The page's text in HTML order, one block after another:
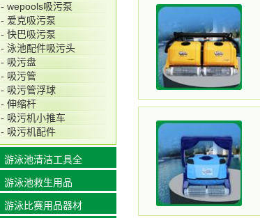
- wepools吸污泵
- 爱克吸污泵
- 快巴吸污泵
- 泳池配件吸污头
- 吸污盘
- 吸污管
- 吸污管浮球
- 伸缩杆
- 吸污机小推车
- 吸污机配件
游泳池清洁工具全
游泳池救生用品
游泳比赛用品器材